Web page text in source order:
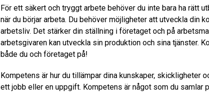
För ett säkert och tryggt arbete behöver du inte bara ha rätt
när du börjar arbeta. Du behöver möjligheter att utveckla din
arbetsliv. Det stärker din ställning i företaget och på
arbetsgivaren kan utveckla sin produktion och sina tjänster.
både du och företaget på!
Kompetens är hur du tillämpar dina kunskaper, skickligheter
ett jobb eller en uppgift. Kompetens är något som du samlar